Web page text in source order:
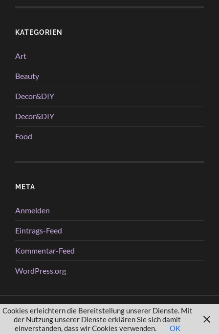
KATEGORIEN
Art
Beauty
Decor&DIY
Decor&DIY
Food
META
Anmelden
Eintrags-Feed
Kommentar-Feed
WordPress.org
© 2026VIOLET´S —HOCH ↑
Cookies erleichtern die Bereitstellung unserer Dienste. Mit
der Nutzung unserer Dienste erklären Sie sich damit
einverstanden, dass wir Cookies verwenden.
OK